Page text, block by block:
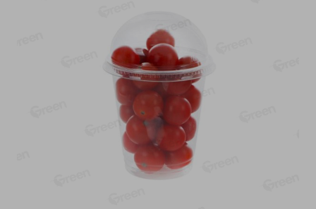
AppGallery
Call-центр работает с 9:00 до 21:00 ежедневно
Пишите нам свои вопросы, предложения и комментарии